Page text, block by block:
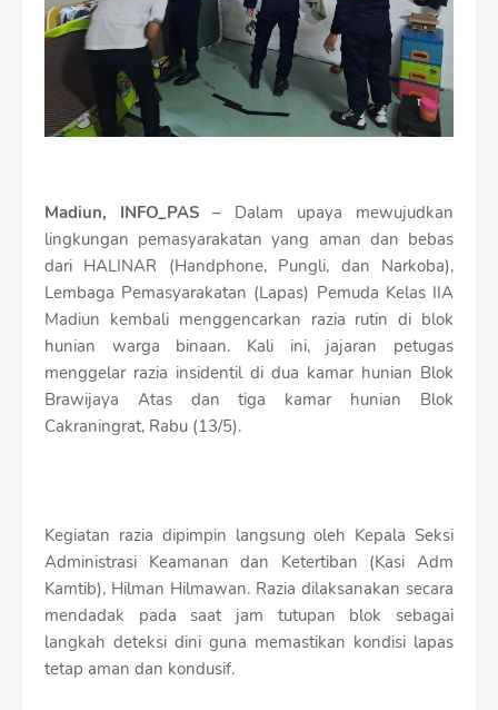
Madiun, INFO_PAS – Dalam upaya mewujudkan
lingkungan pemasyarakatan yang aman dan bebas
dari HALINAR (Handphone, Pungli, dan Narkoba),
Lembaga Pemasyarakatan (Lapas) Pemuda Kelas IIA
Madiun kembali menggencarkan razia rutin di blok
hunian warga binaan. Kali ini, jajaran petugas
menggelar razia insidentil di dua kamar hunian Blok
Brawijaya Atas dan tiga kamar hunian Blok
Cakraningrat, Rabu (13/5).
Kegiatan razia dipimpin langsung oleh Kepala Seksi
Administrasi Keamanan dan Ketertiban (Kasi Adm
Kamtib), Hilman Hilmawan. Razia dilaksanakan secara
mendadak pada saat jam tutupan blok sebagai
langkah deteksi dini guna memastikan kondisi lapas
tetap aman dan kondusif.
s
h
e
s
n
W
i
t
h
S
h
r
o
f
T
a
t
e